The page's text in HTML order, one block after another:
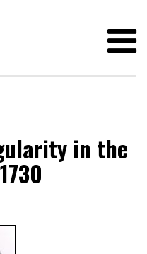
in the